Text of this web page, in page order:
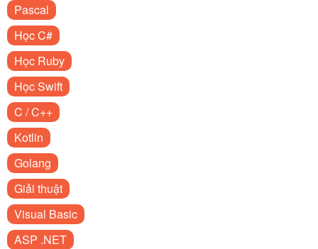
Pascal
Học C#
Học Ruby
Học Swift
C / C++
Kotlin
Golang
Giải thuật
Visual Basic
ASP .NET